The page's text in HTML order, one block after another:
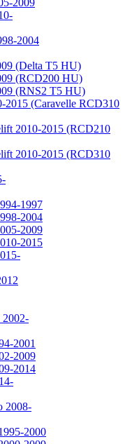
2004
(Delta T5 HU)
(RCD200 HU)
(RNS2 T5 HU)
2015 (Caravelle RCD310
2010-2015 (RCD210
2010-2015 (RCD310
1997
2004
2009
2015
2002-
2001
2009
2014
2008-
2000